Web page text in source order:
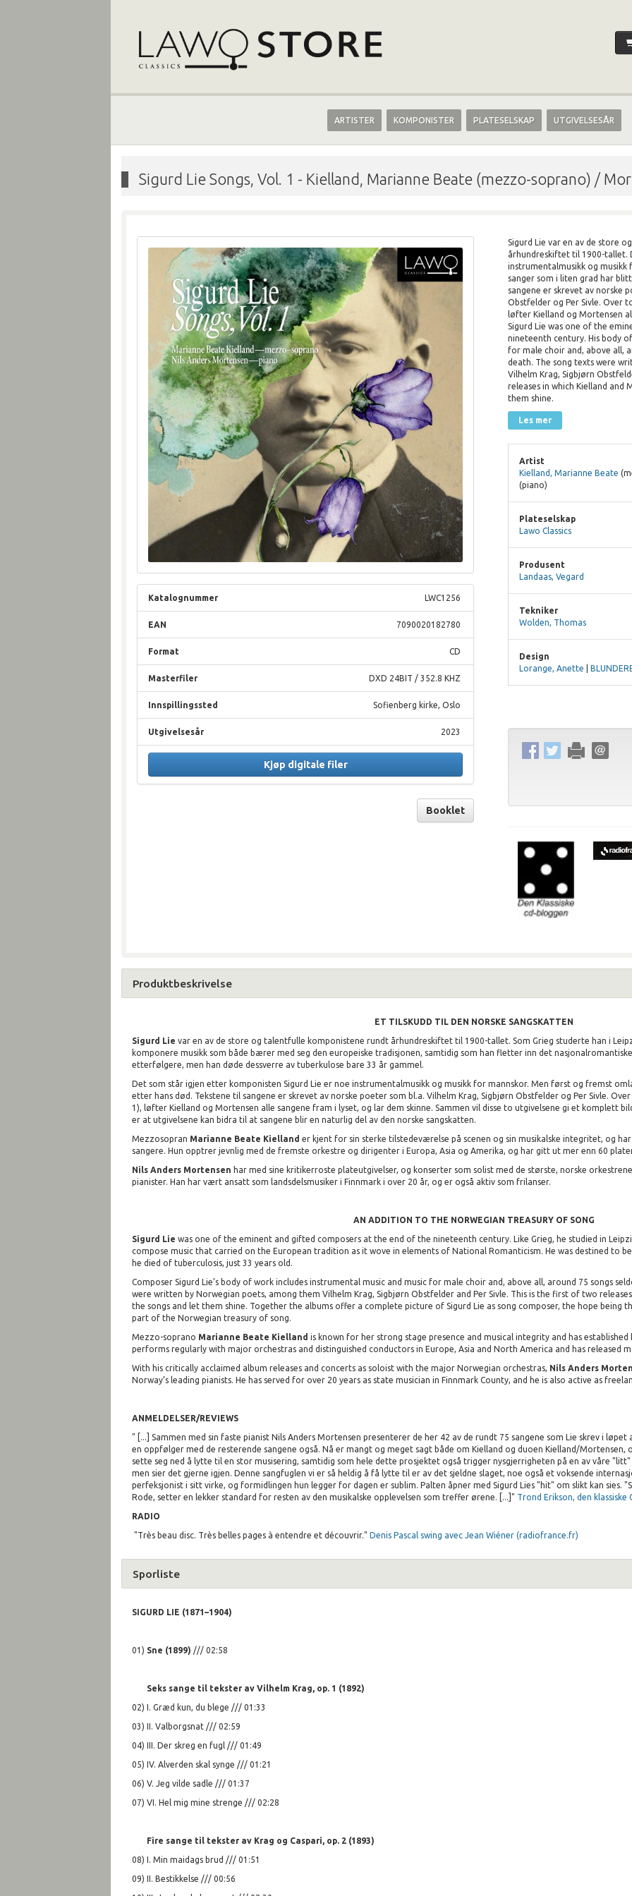
ARTISTER KOMPONISTER PLATESELSKAP UTGIVELSESÅR
Sigurd Lie Songs, Vol. 1 - Kielland, Marianne Beate (mezzo-soprano) /
LWC1256
Katalognummer
7090020182780
EAN
CD
Format
DXD 24BIT / 352.8 KHZ
Masterfiler
Sofienberg kirke, Oslo
Innspillingssted
2023
Utgivelsesår
Kjøp digitale filer
Booklet
Sigurd Lie var en av de store
århundreskiftet til 1900-tallet.
instrumentalmusikk og
sanger som i liten grad har
sangene er skrevet av norske
Obstfelder og Per Sivle. Over
løfter Kielland og Mortensen
Sigurd Lie was one of the
nineteenth century. His body
for male choir and, above all,
death. The song texts were
Vilhelm Krag, Sigbjørn
releases in which Kielland and
them shine.
Les mer
Artist
Kielland, Marianne Beate
(piano)
Plateselskap
Lawo Classics
Produsent
Landaas, Vegard
Tekniker
Wolden, Thomas
Design
Lorange, Anette
Produktbeskrivelse
ET TILSKUDD TIL DEN NORSKE SANGSKATTEN
Sigurd Lie var en av de store og talentfulle komponistene rundt århundreskiftet til 1900-tallet. Som Grieg studerte han i
komponere musikk som både bærer med seg den europeiske tradisjonen, samtidig som han fletter inn det
etterfølgere, men han døde dessverre av tuberkulose bare 33 år gammel.
Det som står igjen etter komponisten Sigurd Lie er noe instrumentalmusikk og musikk for mannskor. Men først og fremst
etter hans død. Tekstene til sangene er skrevet av norske poeter som bl.a. Vilhelm Krag, Sigbjørn Obstfelder og Per Sivle.
1), løfter Kielland og Mortensen alle sangene fram i lyset, og lar dem skinne. Sammen vil disse to utgivelsene gi et komplett
er at utgivelsene kan bidra til at sangene blir en naturlig del av den norske sangskatten.
Mezzosopran Marianne Beate Kielland er kjent for sin sterke tilstedeværelse på scenen og sin musikalske integritet, og
sangere. Hun opptrer jevnlig med de fremste orkestre og dirigenter i Europa, Asia og Amerika, og har gitt ut mer enn 60
Nils Anders Mortensen har med sine kritikerroste plateutgivelser, og konserter som solist med de største, norske
pianister. Han har vært ansatt som landsdelsmusiker i Finnmark i over 20 år, og er også aktiv som frilanser.
AN ADDITION TO THE NORWEGIAN TREASURY OF SONG
Sigurd Lie was one of the eminent and gifted composers at the end of the nineteenth century. Like Grieg, he studied in
compose music that carried on the European tradition as it wove in elements of National Romanticism. He was destined to
he died of tuberculosis, just 33 years old.
Composer Sigurd Lie’s body of work includes instrumental music and music for male choir and, above all, around 75 songs
were written by Norwegian poets, among them Vilhelm Krag, Sigbjørn Obstfelder and Per Sivle. This is the first of two
the songs and let them shine. Together the albums offer a complete picture of Sigurd Lie as song composer, the hope being
part of the Norwegian treasury of song.
Mezzo-soprano Marianne Beate Kielland is known for her strong stage presence and musical integrity and has established
performs regularly with major orchestras and distinguished conductors in Europe, Asia and North America and has released
With his critically acclaimed album releases and concerts as soloist with the major Norwegian orchestras, Nils Anders
Norway’s leading pianists. He has served for over 20 years as state musician in Finnmark County, and he is also active as
ANMELDELSER/REVIEWS
" [...] Sammen med sin faste pianist Nils Anders Mortensen presenterer de her 42 av de rundt 75 sangene som Lie skrev i
en oppfølger med de resterende sangene også. Nå er mangt og meget sagt både om Kielland og duoen Kielland/
sette seg ned å lytte til en stor musisering, samtidig som hele dette prosjektet også trigger nysgjerrigheten på en av våre
men sier det gjerne igjen. Denne sangfuglen vi er så heldig å få lytte til er av det sjeldne slaget, noe også et voksende
perfeksjonist i sitt virke, og formidlingen hun legger for dagen er sublim. Palten åpner med Sigurd Lies "hit" om slikt kan sies.
Rode, setter en lekker standard for resten av den musikalske opplevelsen som treffer ørene. [...]" Trond Erikson, den klassiske
RADIO
"Très beau disc. Très belles pages à entendre et découvrir." Denis Pascal swing avec Jean Wiéner (radiofrance.fr)
Sporliste
SIGURD LIE (1871–1904)
01) Sne (1899) /// 02:58
Seks sange til tekster av Vilhelm Krag, op. 1 (1892)
02) I. Græd kun, du blege /// 01:33
03) II. Valborgsnat /// 02:59
04) III. Der skreg en fugl /// 01:49
05) IV. Alverden skal synge /// 01:21
06) V. Jeg vilde sadle /// 01:37
07) VI. Hel mig mine strenge /// 02:28
Fire sange til tekster av Krag og Caspari, op. 2 (1893)
08) I. Min maidags brud /// 01:51
09) II. Bestikkelse /// 00:56